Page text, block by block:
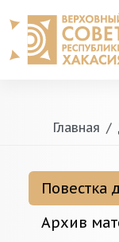
Главная
Повестка
Архив